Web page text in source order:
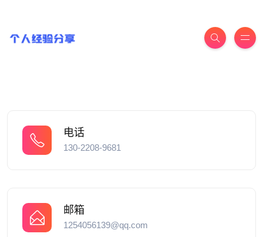
电话
130-2208-9681
邮箱
1254056139@qq.com